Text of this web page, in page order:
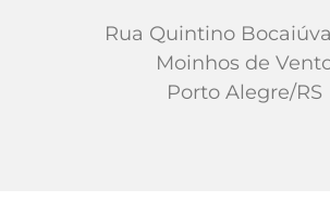
Rua Quintino
Moinhos de
Porto Alegre/RS